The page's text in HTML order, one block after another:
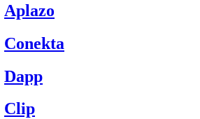
Aplazo
Conekta
Dapp
Clip